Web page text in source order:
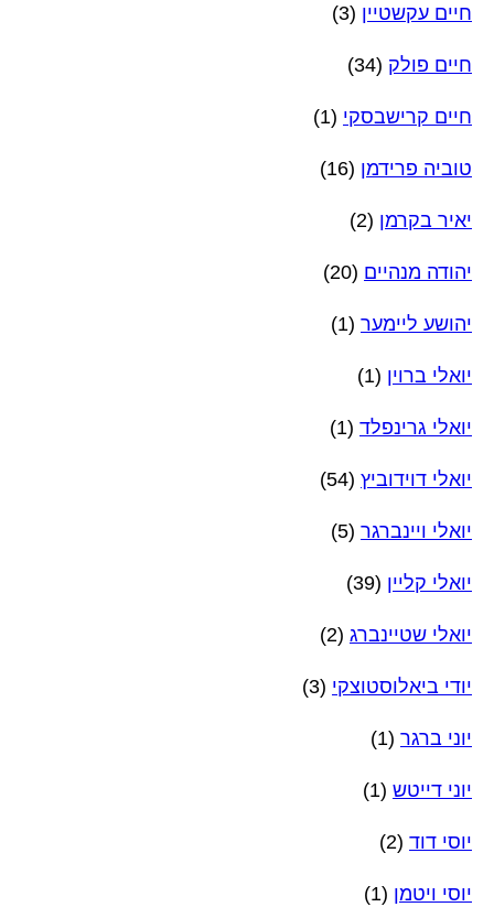
חיים עקשטיין (3)
חיים פולק (34)
חיים קרישבסקי (1)
טוביה פרידמן (16)
יאיר בקרמן (2)
יהודה מנהיים (20)
יהושע ליימער (1)
יואלי ברוין (1)
יואלי גרינפלד (1)
יואלי דוידוביץ (54)
יואלי ויינברגר (5)
יואלי קליין (39)
יואלי שטיינברג (2)
יודי ביאלוסטוצקי (3)
יוני ברגר (1)
יוני דייטש (1)
יוסי דוד (2)
יוסי ויטמן (1)